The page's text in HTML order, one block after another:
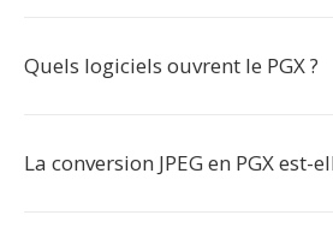
Quels logiciels ouvrent le PGX ?
La conversion JPEG en PGX est-